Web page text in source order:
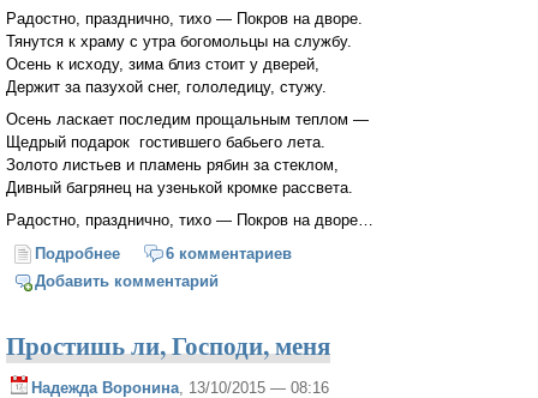
Радостно, празднично, тихо — Покров на дворе.
Тянутся к храму с утра богомольцы на службу.
Осень к исходу, зима близ стоит у дверей,
Держит за пазухой снег, гололедицу, стужу.
Осень ласкает последим прощальным теплом —
Щедрый подарок гостившего бабьего лета.
Золото листьев и пламень рябин за стеклом,
Дивный багрянец на узенькой кромке рассвета.
Радостно, празднично, тихо — Покров на дворе…
Подробнее о Покровское
6 комментариев
Добавить комментарий
Простишь ли, Господи, меня
Надежда Воронина , 13/10/2015 — 08:16